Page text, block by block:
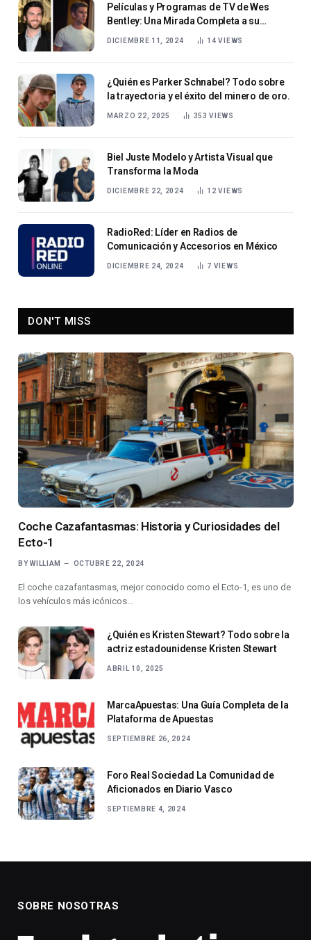
Películas y Programas de TV de Wes
Bentley: Una Mirada Completa a su
DICIEMBRE 11, 2024 14VIEWS
¿Quién es Parker Schnabel? Todo sobre
la trayectoria y el éxito del minero de oro.
MARZO 22, 2025 353VIEWS
Biel Juste Modelo y Artista Visual que
Transforma la Moda
DICIEMBRE 22, 2024 12VIEWS
RadioRed: Líder en Radios de
Comunicación y Accesorios en México
DICIEMBRE 24, 2024 7 VIEWS
DON'T MISS
Coche Cazafantasmas: Historia y Curiosidades del
Ecto-1
BY WILLIAM OCTUBRE 22, 2024
El coche cazafantasmas, mejor conocido como el Ecto-1, es uno de
los vehículos más icónicos…
¿Quién es Kristen Stewart? Todo sobre la
actriz estadounidense Kristen Stewart
ABRIL 10, 2025
MarcaApuestas: Una Guía Completa de la
Plataforma de Apuestas
SEPTIEMBRE 26, 2024
Foro Real Sociedad La Comunidad de
Aficionados en Diario Vasco
SEPTIEMBRE 4, 2024
SOBRE NOSOTRAS